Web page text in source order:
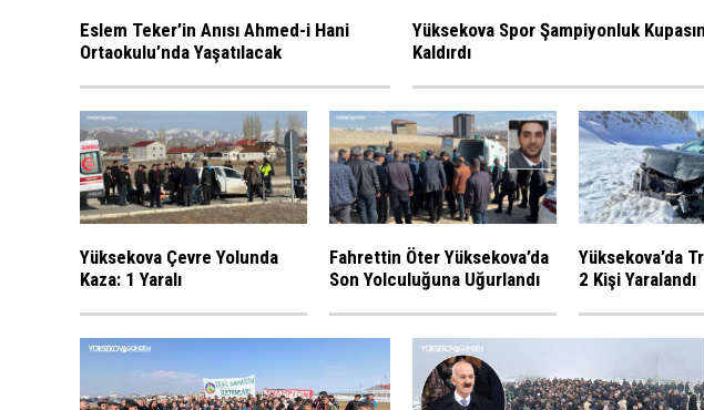
Eslem Teker’in Anısı Ahmed-i Hani
Ortaokulu’nda Yaşatılacak
Yüksekova Spor Şampiyonluk
Kaldırdı
Yüksekova Çevre Yolunda
Kaza: 1 Yaralı
Fahrettin Öter Yüksekova’da
Son Yolculuğuna Uğurlandı
Yüksekova’da
2 Kişi Yaralandı